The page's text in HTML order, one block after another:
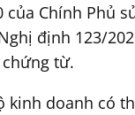
của Chính Phủ
định 123/
từ.
kinh doanh có